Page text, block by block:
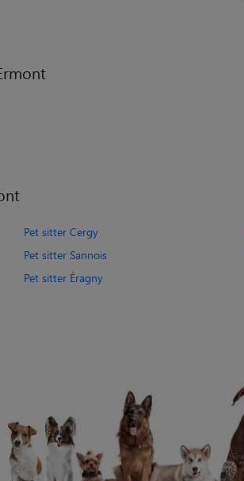
Pet sitter Cergy
Pet sitter Sannois
Pet sitter Éragny